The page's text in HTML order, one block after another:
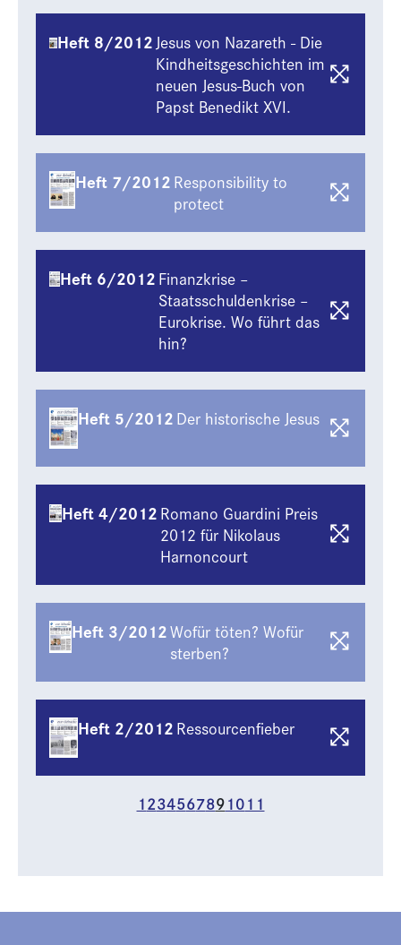
Heft 8/2012 Jesus von Nazareth - Die
Kindheitsgeschichten im
neuen Jesus-Buch von
Papst Benedikt XVI.
Heft 7/2012 Responsibility to
protect
Heft 6/2012 Finanzkrise –
Staatsschuldenkrise –
Eurokrise. Wo führt das
hin?
Heft 5/2012 Der historische Jesus
Heft 4/2012 Romano Guardini Preis
2012 für Nikolaus
Harnoncourt
Heft 3/2012Wofür töten? Wofür
sterben?
Heft 2/2012 Ressourcenfieber
1234567891011